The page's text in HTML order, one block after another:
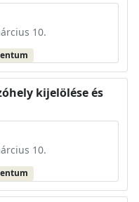
10.
kijelölése és
10.